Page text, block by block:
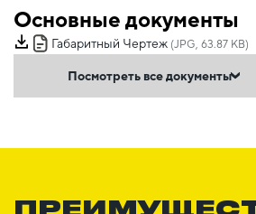
Основные документы
Габаритный Чертеж (JPG, 63.87 KB)
Посмотреть все документы